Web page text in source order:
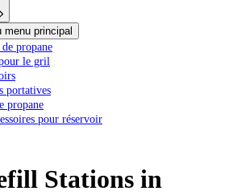
menu principal
propane
le gril
portatives
propane
pour réservoir
Stations in